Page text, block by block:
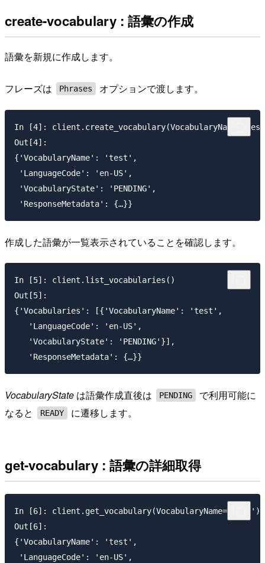
create-vocabulary : 語彙の作成
語彙を新規に作成します。
フレーズは Phrases オプションで渡します。
In [4]:
Out[4]:
{'VocabularyName': 'test',
'LanguageCode': 'en-US',
'VocabularyState': 'PENDING',
作成した語彙が一覧表示されていることを確認します。
In [5]: client.list_vocabularies()
Out[5]:
{'Vocabularies': [{'VocabularyName': 'test',
   'LanguageCode': 'en-US',
   'VocabularyState': 'PENDING'}],
VocabularyState は語彙作成直後は PENDING
で利用可能に
なると
READY に遷移します。
get-vocabulary : 語彙の詳細取得
In [6]: client.get_vocabulary(VocabularyName='test')
Out[6]:
{'VocabularyName': 'test',
'LanguageCode': 'en-US',